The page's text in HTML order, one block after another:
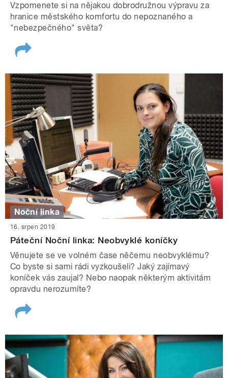
Vzpomenete si na nějakou dobrodružnou výpravu za
hranice městského komfortu do nepoznaného a
"nebezpečného" světa?
Noční linka
16. srpen 2019
Páteční Noční linka: Neobvyklé koníčky
Věnujete se ve volném čase něčemu neobvyklému?
Co byste si sami rádi vyzkoušeli? Jaký zajímavý
koníček vás zaujal? Nebo naopak některým aktivitám
opravdu nerozumíte?